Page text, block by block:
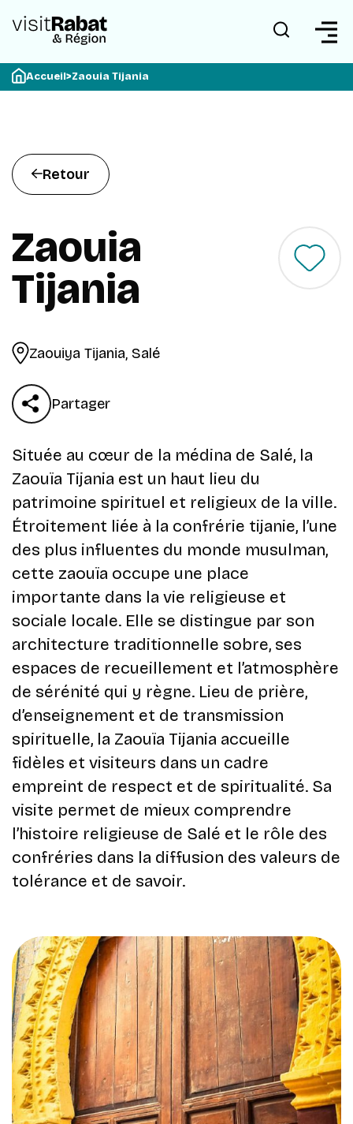
Accueil>Zaouia Tijania
Retour
Zaouia
Tijania
Zaouiya Tijania, Salé
Partager
Située au cœur de la médina de Salé, la
Zaouïa Tijania est un haut lieu du
patrimoine spirituel et religieux de la ville.
Étroitement liée à la confrérie tijanie, l’une
des plus influentes du monde musulman,
cette zaouïa occupe une place
importante dans la vie religieuse et
sociale locale. Elle se distingue par son
architecture traditionnelle sobre, ses
espaces de recueillement et l’atmosphère
de sérénité qui y règne. Lieu de prière,
d’enseignement et de transmission
spirituelle, la Zaouïa Tijania accueille
fidèles et visiteurs dans un cadre
empreint de respect et de spiritualité. Sa
visite permet de mieux comprendre
l’histoire religieuse de Salé et le rôle des
confréries dans la diffusion des valeurs de
tolérance et de savoir.